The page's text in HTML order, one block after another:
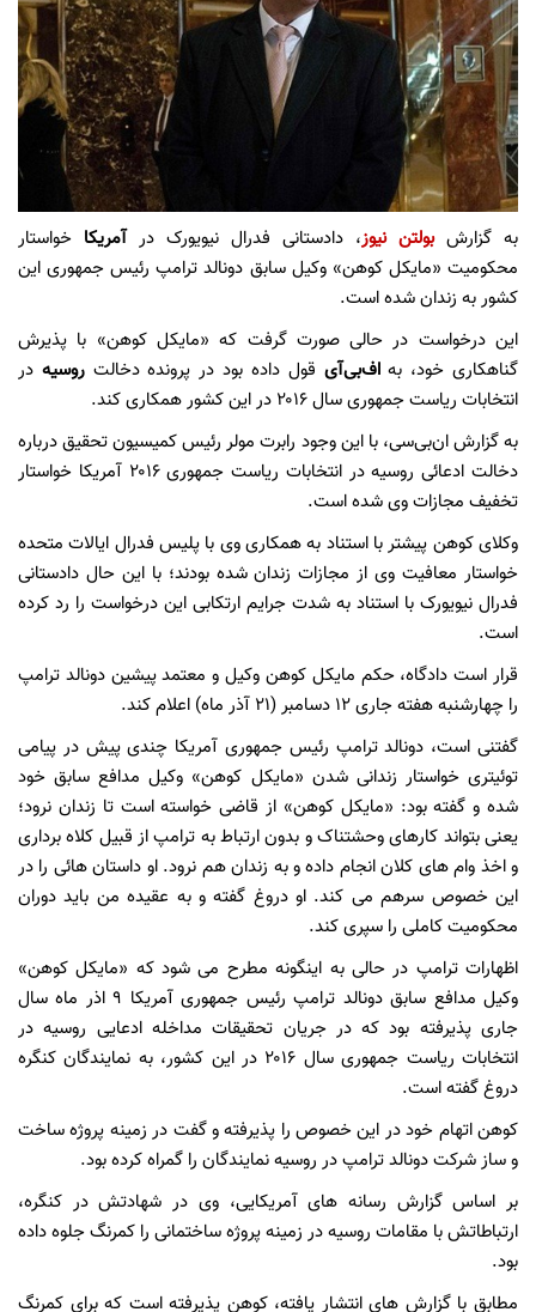
به گزارشبولتن نیوز، دادستانی فدرال نیویورک درآمریکا خواستار
محکومیت «مایکل کوهن» وکیل سابق دونالد ترامپ رئیس جمهوری این
کشور به زندان شده است.
این درخواست در حالی صورت گرفت که «مایکل کوهن» با پذیرش
گناهکاری خود، بهاف‌بی‌آی قول داده بود در پرونده دخالتروسیه در
انتخابات ریاست جمهوری سال ۲۰۱۶ در این کشور همکاری کند.
به گزارش ان‌بی‌سی، با این وجود رابرت مولر رئیس کمیسیون تحقیق درباره
دخالت ادعائی روسیه در انتخابات ریاست جمهوری ۲۰۱۶ آمریکا خواستار
تخفیف مجازات وی شده است.
وکلای کوهن پیشتر با استناد به همکاری وی با پلیس فدرال ایالات متحده
خواستار معافیت وی از مجازات زندان شده بودند؛ با این حال دادستانی
فدرال نیویورک با استناد به شدت جرایم ارتکابی این درخواست را رد کرده
است.
قرار است دادگاه، حکم مایکل کوهن وکیل و معتمد پیشین دونالد ترامپ
را چهارشنبه هفته جاری ۱۲ دسامبر (۲۱ آذر ماه) اعلام کند.
گفتنی است، دونالد ترامپ رئیس جمهوری آمریکا چندی پیش در پیامی
توئیتری خواستار زندانی شدن «مایکل کوهن» وکیل مدافع سابق خود
شده و گفته بود: «مایکل کوهن» از قاضی خواسته است تا زندان نرود؛
یعنی بتواند کارهای وحشتناک و بدون ارتباط به ترامپ از قبیل کلاه برداری
و اخذ وام های کلان انجام داده و به زندان هم نرود. او داستان هائی را در
این خصوص سرهم می کند. او دروغ گفته و به عقیده من باید دوران
محکومیت کاملی را سپری کند.
اظهارات ترامپ در حالی به اینگونه مطرح می شود که «مایکل کوهن»
وکیل مدافع سابق دونالد ترامپ رئیس جمهوری آمریکا ۹ اذر ماه سال
جاری پذیرفته بود که در جریان تحقیقات مداخله ادعایی روسیه در
انتخابات ریاست جمهوری سال ۲۰۱۶ در این کشور، به نمایندگان کنگره
دروغ گفته است.
کوهن اتهام خود در این خصوص را پذیرفته و گفت در زمینه پروژه ساخت
و ساز شرکت دونالد ترامپ در روسیه نمایندگان را گمراه کرده بود.
بر اساس گزارش رسانه‌ های آمریکایی، وی در شهادتش در کنگره،
ارتباطاتش با مقامات روسیه در زمینه پروژه ساختمانی را کمرنگ جلوه داده
بود.
مطابق با گزارش های انتشار یافته، کوهن پذیرفته است که برای کمرنگ